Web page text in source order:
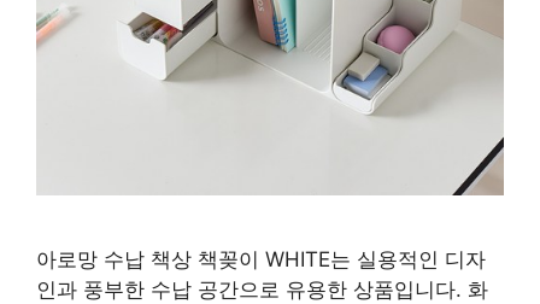
아로망 수납 책상 책꽂이 WHITE는 실용적인 디자
인과 풍부한 수납 공간으로 유용한 상품입니다. 화